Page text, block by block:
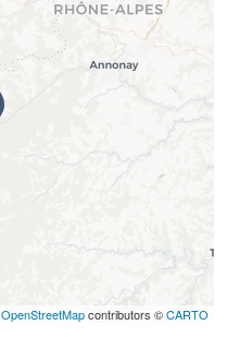
OpenStreetMapcontributors ©CARTO